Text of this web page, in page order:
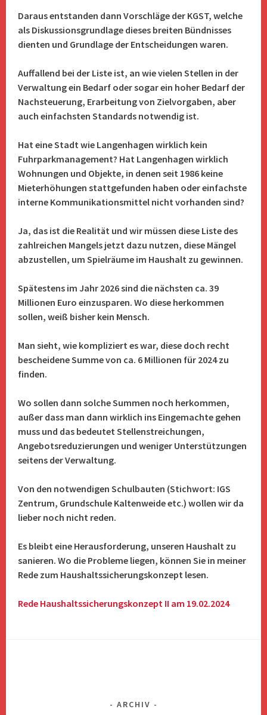
Daraus entstanden dann Vorschläge der KGST, welche
als Diskussionsgrundlage dieses breiten Bündnisses
dienten und Grundlage der Entscheidungen waren.
Auffallend bei der Liste ist, an wie vielen Stellen in der
Verwaltung ein Bedarf oder sogar ein hoher Bedarf der
Nachsteuerung, Erarbeitung von Zielvorgaben, aber
auch einfachsten Standards notwendig ist.
Hat eine Stadt wie Langenhagen wirklich kein
Fuhrparkmanagement? Hat Langenhagen wirklich
Wohnungen und Objekte, in denen seit 1986 keine
Mieterhöhungenstattgefunden haben oder einfachste
interne Kommunikationsmittel nicht vorhanden sind?
Ja, das ist die Realität und wir müssen diese Liste des
zahlreichen Mangels jetzt dazu nutzen, diese Mängel
abzustellen, um Spielräume im Haushalt zu gewinnen.
Spätestens im Jahr 2026 sind die nächsten ca. 39
Millionen Euro einzusparen. Wo diese herkommen
sollen, weiß bisher kein Mensch.
Man sieht, wie kompliziert es war, diese doch recht
bescheidene Summe von ca. 6 Millionen für 2024 zu
finden.
Wo sollen dann solche Summen noch herkommen,
außer dass man dann wirklich ins Eingemachte gehen
muss und das bedeutet Stellenstreichungen,
Angebotsreduzierungen und weniger Unterstützungen
seitens der Verwaltung.
Von den notwendigen Schulbauten (Stichwort: IGS
Zentrum, Grundschule Kaltenweide etc.) wollen wir da
lieber noch nicht reden.
Es bleibt eine Herausforderung, unseren Haushalt zu
sanieren. Wo die Probleme liegen, können Sie in meiner
Rede zum Haushaltssicherungskonzept lesen.
Rede Haushaltssicherungskonzept II am 19.02.2024
ARCHIV